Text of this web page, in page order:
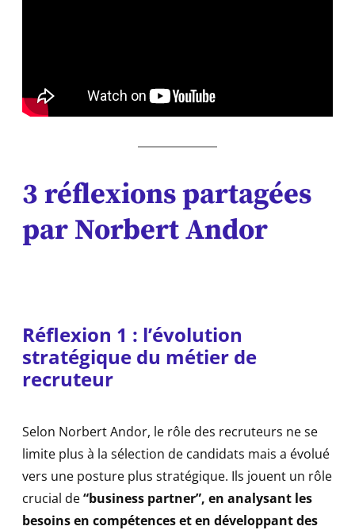
3 réflexionspartagées
par Norbert Andor
Réflexion 1 : l’évolution
stratégique du métier de
recruteur
Selon Norbert Andor, le rôle des recruteurs ne se
limite plus à la sélection de candidats mais a évolué
vers une posture plus stratégique. Ils jouent un rôle
crucial de“business partner”, en analysant les
besoins en compétences et en développant des